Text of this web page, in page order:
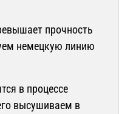
прочность
немецкую линию
в процессе
высушиваем в